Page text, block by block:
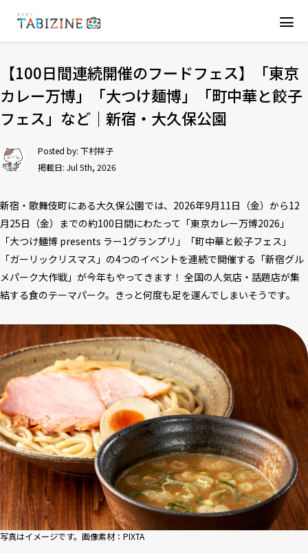
【100日間連続開催のフードフェス】「東京
カレー万博」「大つけ麺博」「町中華と餃子
フェス」など｜新宿・大久保公園
Posted by: 下村祥子
掲載日: Jul 5th, 2026
新宿・歌舞伎町にある大久保公園では、2026年9月11日（金）から12
月25日（金）までの約100日間にわたって「東京カレー万博2026」
「大つけ麺博 presents ラー1グランプリ」「町中華と餃子フェス」
「ガーリックリスマス」の4つのイベントを連続で開催する「新宿グル
メパーク大作戦」が今年もやってきます！ 全国の人気店・話題店が集
結する食のテーマパーク。きっと何度も足を運んでしまいそうです。
写真はイメージです。画像素材：PIXTA